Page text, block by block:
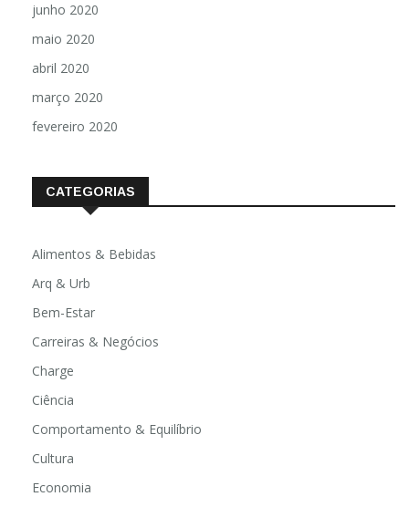
junho 2020
maio 2020
abril 2020
março 2020
fevereiro 2020
CATEGORIAS
Alimentos & Bebidas
Arq & Urb
Bem-Estar
Carreiras & Negócios
Charge
Ciência
Comportamento & Equilíbrio
Cultura
Economia